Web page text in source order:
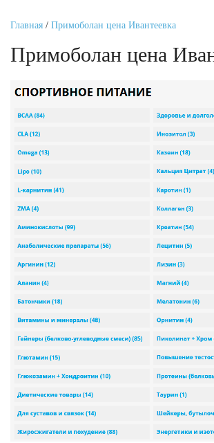
Главная / Примоболан цена Ивантеевка
Примоболан цена